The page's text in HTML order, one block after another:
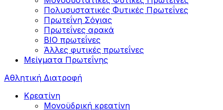
Πολυσυστατικές Φυτικές Πρωτεΐνες
Πρωτεΐνη Σόγιας
Πρωτεΐνες αρακά
ΒIO πρωτεΐνες
Άλλες φυτικές πρωτεΐνες
Μείγματα Πρωτεΐνης
Αθλητική Διατροφή
Κρεατίνη
Μονοϋδρική κρεατίνη